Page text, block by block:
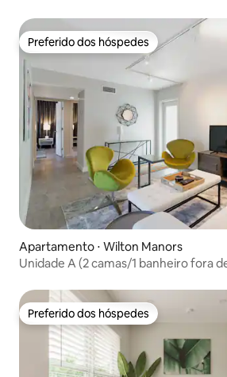
Preferido dos hóspedes
Preferido dos hóspedes
Apartamento ⋅ Wilton Manors
Unidade A (2 camas/1 banheiro fora
Preferido dos hóspedes
Preferido dos hóspedes